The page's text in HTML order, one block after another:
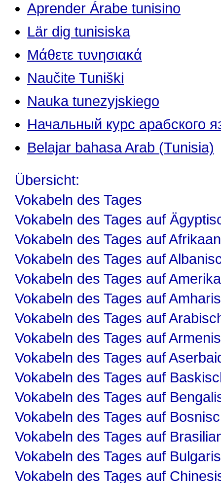
Aprender Árabe tunisino
Lär dig tunisiska
Μάθετε τυνησιακά
Naučite Tuniški
Nauka tunezyjskiego
Начальный курс арабского
Belajar bahasa Arab (Tunisia)
Übersicht:
Vokabeln des Tages
Vokabeln des Tages auf
Vokabeln des Tages auf
Vokabeln des Tages auf
Vokabeln des Tages auf
Vokabeln des Tages auf
Vokabeln des Tages auf
Vokabeln des Tages auf
Vokabeln des Tages auf
Vokabeln des Tages auf
Vokabeln des Tages auf
Vokabeln des Tages auf
Vokabeln des Tages auf
Vokabeln des Tages auf
Vokabeln des Tages auf